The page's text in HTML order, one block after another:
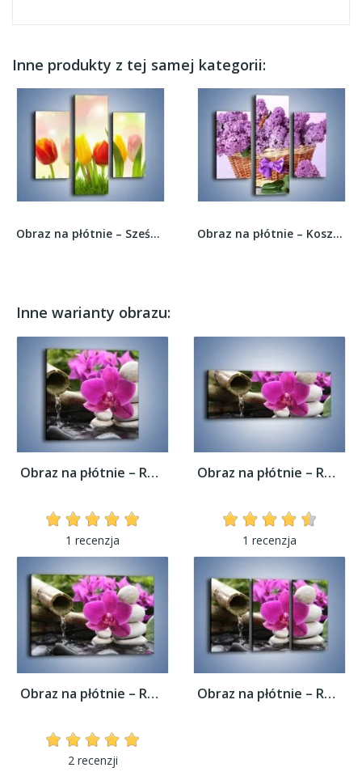
Inne produkty z tej samej kategorii:
Obraz na płótnie – Sześć małych tulipanków –... Obraz na płótnie – Koszyk bzu dla dziewczynki –...
Inne warianty obrazu:
Obraz na płótnie – Różowy storczyk i białe...
1 recenzja
Obraz na płótnie – Różowy storczyk i białe...
1 recenzja
Obraz na płótnie – Różowy storczyk i białe...
2 recenzji
Obraz na płótnie – Różowy storczyk i białe...